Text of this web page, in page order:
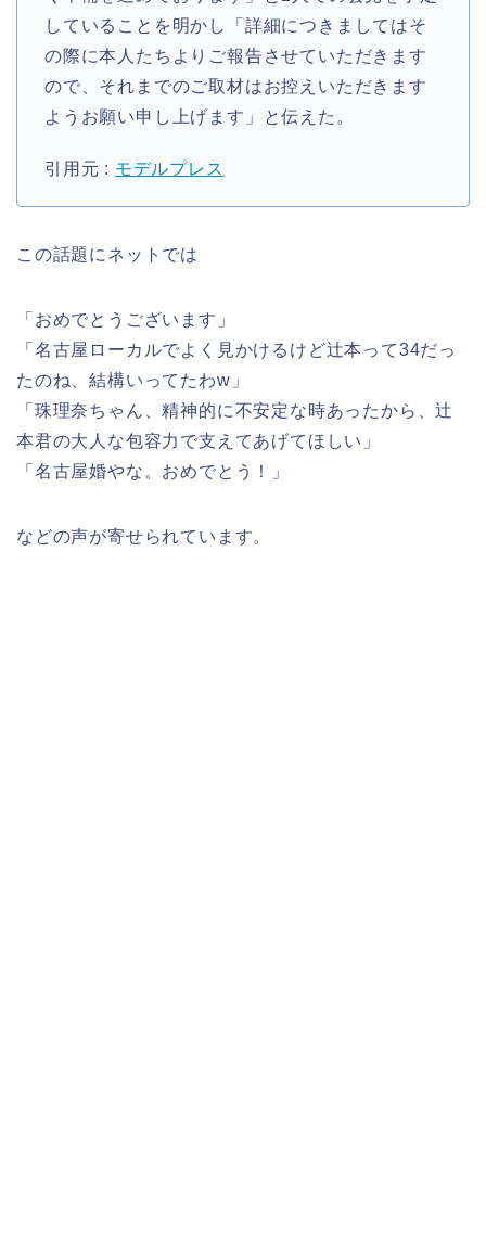
していることを明かし「詳細につきましてはそ
の際に本人たちよりご報告させていただきます
ので、それまでのご取材はお控えいただきます
ようお願い申し上げます」と伝えた。
引用元 : モデルプレス
この話題にネットでは
「おめでとうございます」
「名古屋ローカルでよく見かけるけど辻本って34だっ
たのね、結構いってたわw」
「珠理奈ちゃん、精神的に不安定な時あったから、辻
本君の大人な包容力で支えてあげてほしい」
「名古屋婚やな。おめでとう！」
などの声が寄せられています。